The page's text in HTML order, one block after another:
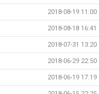
2018-08-19 11:00
2018-08-18 16:41
2018-07-31 13:20
2018-06-29 22:50
2018-06-19 17:19